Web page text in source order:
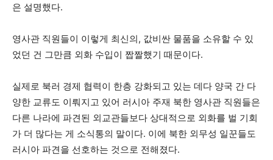
은 설명했다.
영사관 직원들이 이렇게 최신의, 값비싼 물품을 소유할 수 있
었던 건 그만큼 외화 수입이 짭짤했기 때문이다.
실제로 북러 경제 협력이 한층 강화되고 있는 데다 양국 간 다
양한 교류도 이뤄지고 있어 러시아 주재 북한 영사관 직원들은
다른 나라에 파견된 외교관들보다 상대적으로 외화를 벌 기회
가 더 많다는 게 소식통의 말이다. 이에 북한 외무성 일꾼들도
러시아 파견을 선호하는 것으로 전해졌다.